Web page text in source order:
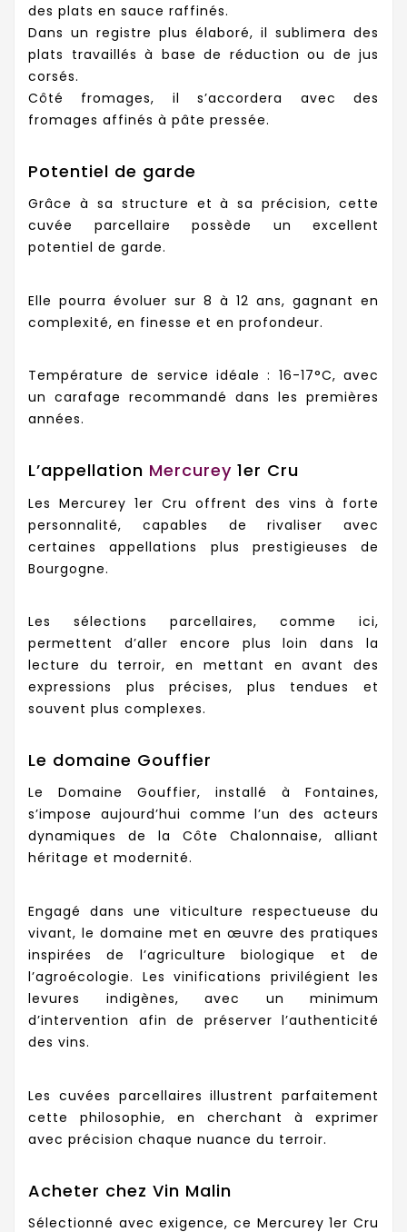
des plats en sauce raffinés.
Dans un registre plus élaboré, il sublimera des
plats travaillés à base de réduction ou de jus
corsés.
Côté fromages, il s’accordera avec des
fromages affinés à pâte pressée.
Potentiel de garde
Grâce à sa structure et à sa précision, cette
cuvée parcellaire possède un excellent
potentiel de garde.
Elle pourra évoluer sur 8 à 12 ans, gagnant en
complexité, en finesse et en profondeur.
Température de service idéale : 16-17°C, avec
un carafage recommandé dans les premières
années.
L’appellation Mercurey 1er Cru
Les Mercurey 1er Cru offrent des vins à forte
personnalité, capables de rivaliser avec
certaines appellations plus prestigieuses de
Bourgogne.
Les sélections parcellaires, comme ici,
permettent d’aller encore plus loin dans la
lecture du terroir, en mettant en avant des
expressions plus précises, plus tendues et
souvent plus complexes.
Le domaine Gouffier
Le Domaine Gouffier, installé à Fontaines,
s’impose aujourd’hui comme l’un des acteurs
dynamiques de la Côte Chalonnaise, alliant
héritage et modernité.
Engagé dans une viticulture respectueuse du
vivant, le domaine met en œuvre des pratiques
inspirées de l’agriculture biologique et de
l’agroécologie. Les vinifications privilégient les
levures indigènes, avec un minimum
d’intervention afin de préserver l’authenticité
des vins.
Les cuvées parcellaires illustrent parfaitement
cette philosophie, en cherchant à exprimer
avec précision chaque nuance du terroir.
Acheter chez Vin Malin
Sélectionné avec exigence, ce Mercurey 1er Cru